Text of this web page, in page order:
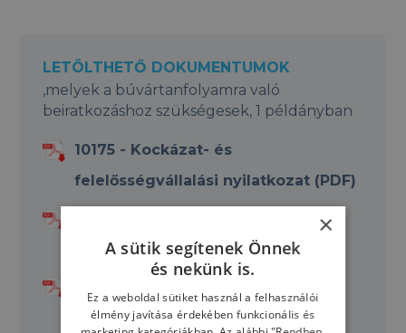
LETÖLTHETŐ DOKUMENTUMOK
,melyek a búvártanfolyamra való
beiratkozáshoz szükségesek, 1 példányban
10175 - Kockázat- és
felelősségvállalási nyilatkozat (PDF)
10063 - Egészségügyi nyilatkozat
búvárkodáshoz (PDF)
biztonsági eljárások tudomásul-
×
A sütik segítenek Önnek
és nekünk is.
Ez a weboldal sütiket használ a felhasználói
élmény javítása érdekében funkcionális és